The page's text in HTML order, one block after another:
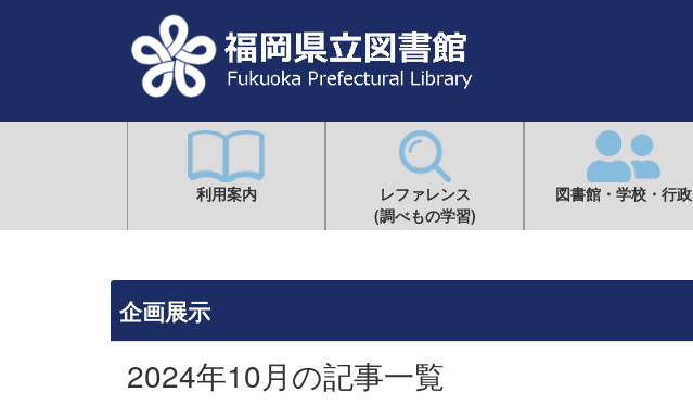
利用案内
レファレンス
(調べもの学習)
図書館・学校・行政
企画展示
2024年10月の記事一覧